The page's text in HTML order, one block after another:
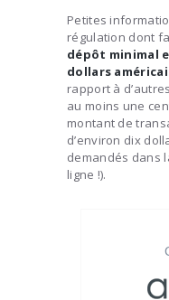
Petites
régulation dont
dépôt minimal
dollars
rapport à
au moins une
montant de
d’environ dix
demandés dans
ligne !).